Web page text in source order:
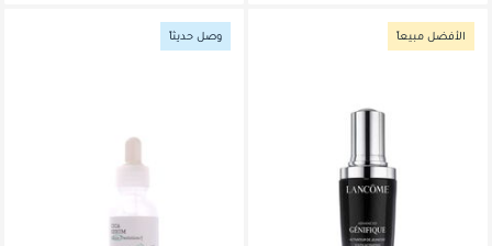
الأفضل مبيعاً وصل حديثاً